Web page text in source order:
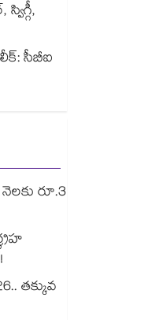
సీబీఐ
రూ.3
తక్కువ